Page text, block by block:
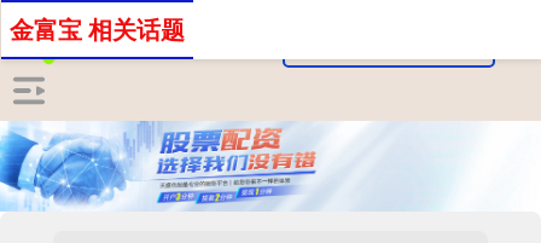
金富宝 相关话题